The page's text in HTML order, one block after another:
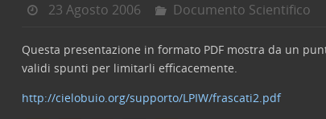
23 Agosto 2006 Documento Scientifico
Questa presentazione in formato PDF mostra da un
validi spunti per limitarli efficacemente.
http://cielobuio.org/supporto/LPIW/frascati2.pdf